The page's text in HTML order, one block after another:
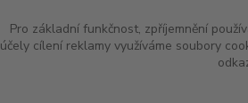
Pro základní funkčnost, zpříjemnění
účely cílení reklamy využíváme soubory